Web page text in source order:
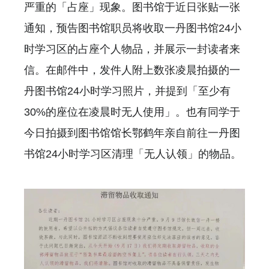
严重的「占座」现象。图书馆于近日张贴一张
通知，预告图书馆职员将收取一丹图书馆24小
时学习区的占座个人物品，并展示一封读者来
信。在邮件中，发件人附上数张凌晨拍摄的一
丹图书馆24小时学习照片，并提到「至少有
30%的座位在凌晨时无人使用」。也有同学于
今日拍摄到图书馆馆长鄂鹤年亲自前往一丹图
书馆24小时学习区清理「无人认领」的物品。